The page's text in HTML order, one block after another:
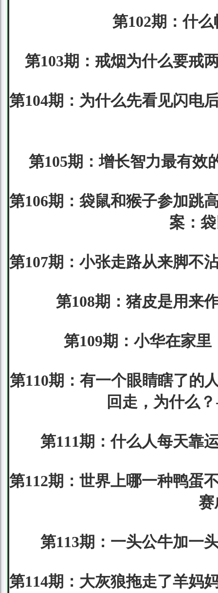
第102期：什
第103期：戒烟为什么要戒
第104期：为什么先看见闪电
第105期：增长智力最有效
第106期：袋鼠和猴子参加跳
案：
第107期：小张走路从来脚不
第108期：猪皮是用来
第109期：小华在家
第110期：有一个眼睛瞎了的
回走，为什么
第111期：什么人每天靠
第112期：世界上哪一种鸭蛋
赛
第113期：一头公牛加一
第114期：大灰狼拖走了羊妈